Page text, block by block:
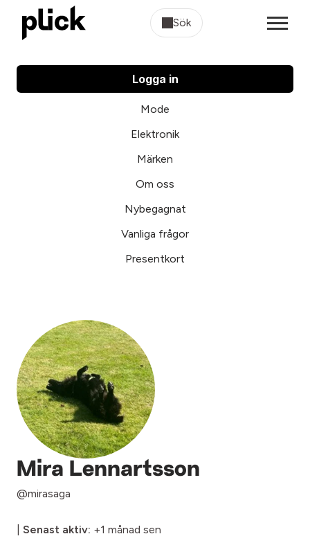
Sök
Logga in
Mode
Elektronik
Märken
Om oss
Nybegagnat
Vanliga frågor
Presentkort
Mira Lennartsson
@mirasaga
Senast aktiv: +1 månad sen